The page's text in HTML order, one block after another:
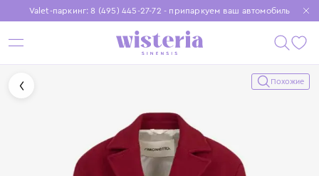
Valet-паркинг: 8 (495) 445-27-72 - припаркуем ваш автомобиль
Бесплатная доставка при заказе от 15 000 ₽
Установите приложение, чтобы покупки были еще удобнее
Похожие